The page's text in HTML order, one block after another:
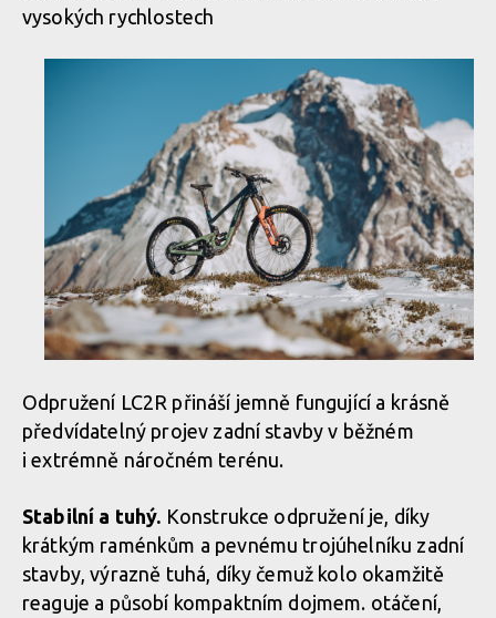
vysokých rychlostech
Odpružení LC2R přináší jemně fungující a krásně
předvídatelný projev zadní stavby v běžném
i extrémně náročném terénu.
Stabilní a tuhý. Konstrukce odpružení je, díky
krátkým raménkům a pevnému trojúhelníku zadní
stavby, výrazně tuhá, díky čemuž kolo okamžitě
reaguje a působí kompaktním dojmem. otáčení,